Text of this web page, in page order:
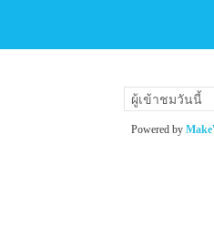
ผู้เข้าชมวันนี้
Powered by